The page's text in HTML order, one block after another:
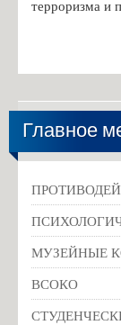
Анкета для
Заочное
О порядке
Информация
Памятки по
терроризма и
Главное
МУЗЕЙНЫЕ
ВСОКО